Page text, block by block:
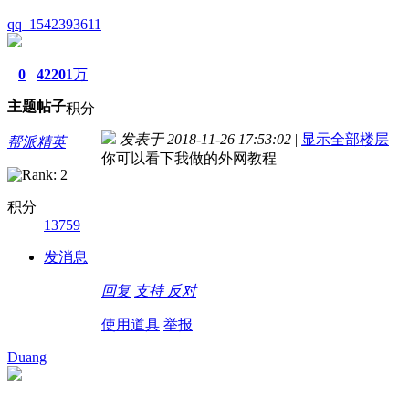
qq_1542393611
0
主题
4220
帖子
1万
积分
帮派精英
积分
13759
发消息
发表于 2018-11-26 17:53:02 | 显示全部楼层
你可以看下我做的外网教程
回复 支持 反对
使用道具 举报
Duang